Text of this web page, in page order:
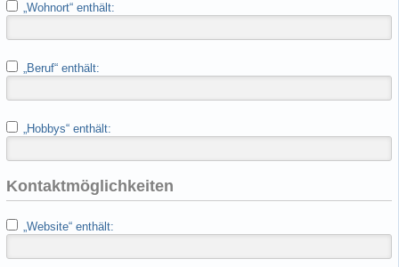
„Wohnort“ enthält:
„Beruf“ enthält:
„Hobbys“ enthält:
Kontaktmöglichkeiten
„Website“ enthält: